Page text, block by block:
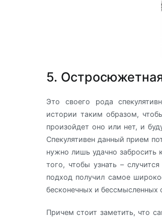
5.
Это своего рода
истории таким образом,
произойдет оно или нет, и
Спекулятивен данный прием
нужно лишь удачно забросить
того, чтобы узнать –
подход получил самое
бесконечных и бессмысленных
Причем стоит заметить, что